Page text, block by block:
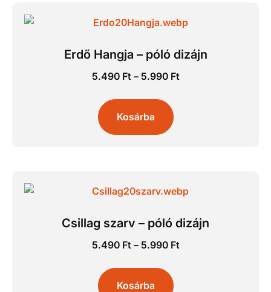
Erdő Hangja – póló dizájn
5.490 Ft – 5.990 Ft
Kosárba
Csillag szarv – póló dizájn
5.490 Ft – 5.990 Ft
Kosárba